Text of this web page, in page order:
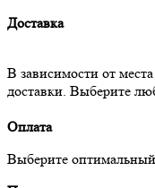
Доставка
В зависимости от
доставки. Выберите
Оплата
Выберите